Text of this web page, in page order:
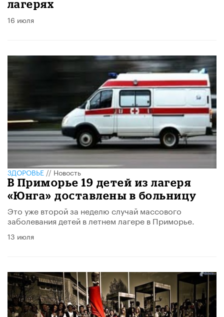
лагерях
16 июля
ЗДОРОВЬЕ//Новость
В Приморье 19 детей из лагеря
«Юнга» доставлены в больницу
Это уже второй за неделю случай массового
заболевания детей в летнем лагере в Приморье.
13 июля